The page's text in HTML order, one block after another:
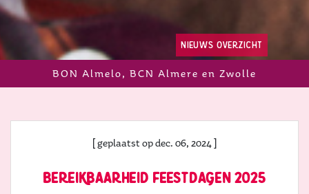
nieuws overzicht
BON Almelo, BCN Almere en Zwolle
[ geplaatst op dec. 06, 2024 ]
bereikbaarheid feestdagen 2025